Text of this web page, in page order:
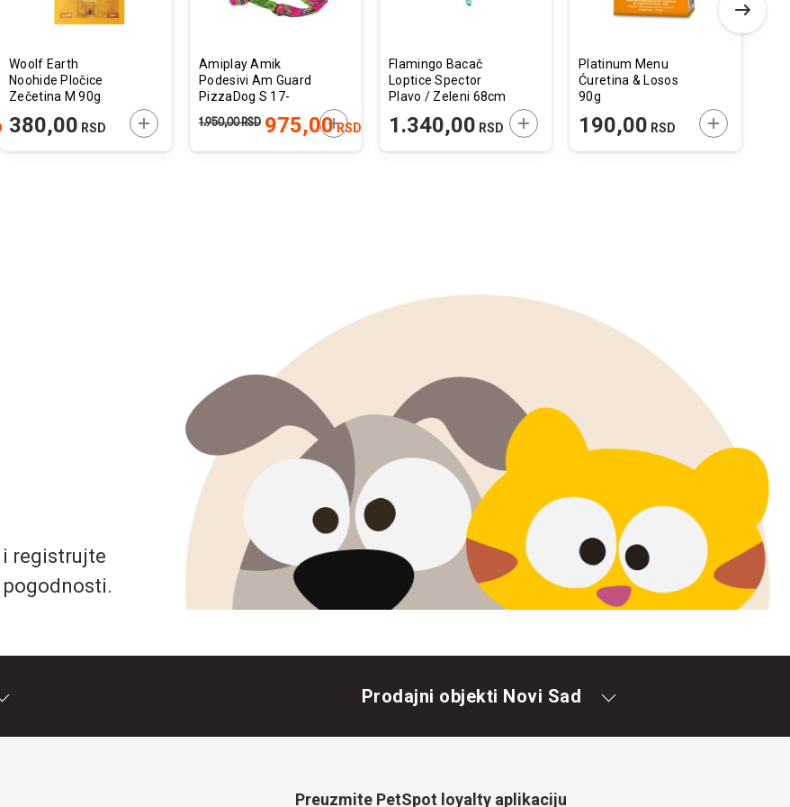
U KORPU
Woolf Earth
Noohide Pločice
Zečetina M 90g
380,00 RSD DODAJTE U KORPU
Amiplay Amik
Podesivi Am Guard
PizzaDog S 17-
1,5cm
975,00RSD
1.950,00RSD DODAJTE U KORPU
Flamingo Bacač
Loptice Spector
Plavo / Zeleni 68cm
1.340,00 RSD DODAJTE U KORPU
Platinum Menu
Ćuretina & Losos
90g
190,00 RSD DODAJTE U
registrujte
Prodajni objekti Novi Sad
Preuzmite PetSpot loyalty aplikaciju